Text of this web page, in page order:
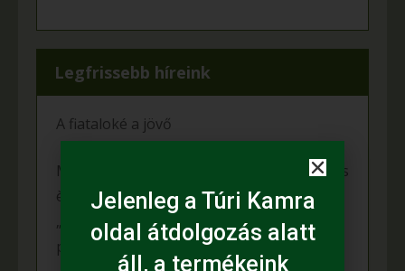
Legfrissebb híreink
A fiataloké a jövő
Mihalina Máté pàlyàzatot nyert a Kulturàlis
ès Innovàciós Minisztèrium àltal kiîrt
„Nemzet Fiatal Tehetsègeièrt Ösztöndîj”
programon
Jelenleg a Túri Kamra
oldal átdolgozás alatt
áll, a termékeink